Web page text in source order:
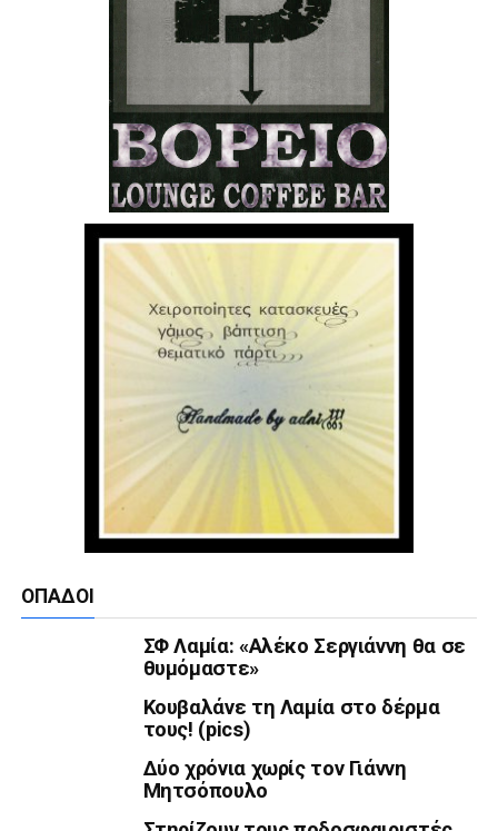
ΟΠΑΔΟΊ
ΣΦ Λαμία: «Αλέκο Σεργιάννη θα σε
θυμόμαστε»
Κουβαλάνε τη Λαμία στο δέρμα
τους! (pics)
Δύο χρόνια χωρίς τον Γιάννη
Μητσόπουλο